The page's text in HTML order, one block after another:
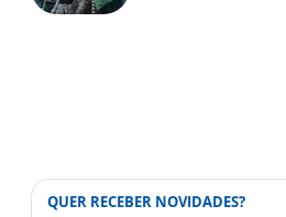
QUER RECEBER NOVIDADES?